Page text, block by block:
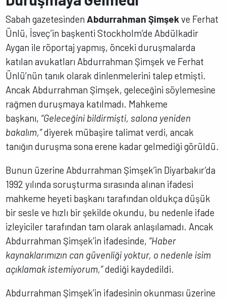
Sabah gazetesinden Abdurrahman Şimşek ve Ferhat
Ünlü, İsveç’in başkenti Stockholm’de Abdülkadir
Aygan ile röportaj yapmış, önceki duruşmalarda
katılan avukatları Abdurrahman Şimşek ve Ferhat
Ünlü’nün tanık olarak dinlenmelerini talep etmişti.
Ancak Abdurrahman Şimşek, geleceğini söylemesine
rağmen duruşmaya katılmadı. Mahkeme
başkanı, “Geleceğini bildirmişti, salona yeniden
bakalım,”diyerek mübaşire talimat verdi, ancak
tanığın duruşma sona erene kadar gelmediği görüldü.
Bunun üzerine Abdurrahman Şimşek’in Diyarbakır’da
1992 yılında soruşturma sırasında alınan ifadesi
mahkeme heyeti başkanı tarafından oldukça düşük
bir sesle ve hızlı bir şekilde okundu, bu nedenle ifade
izleyiciler tarafından tam olarak anlaşılamadı. Ancak
Abdurrahman Şimşek’in ifadesinde, “Haber
kaynaklarımızın can güvenliği yoktur, o nedenle isim
açıklamak istemiyorum,”dediği kaydedildi.
Abdurrahman Şimşek’in ifadesinin okunması üzerine